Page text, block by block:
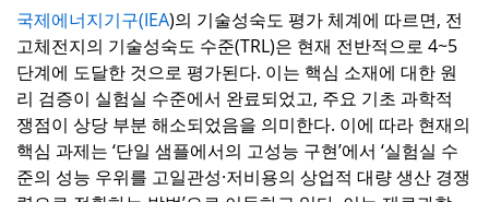
국제에너지기구(IEA)의 기술성숙도 평가 체계에 따르면, 전
고체전지의 기술성숙도 수준(TRL)은 현재 전반적으로 4~5
단계에 도달한 것으로 평가된다. 이는 핵심 소재에 대한 원
리 검증이 실험실 수준에서 완료되었고, 주요 기초 과학적
쟁점이 상당 부분 해소되었음을 의미한다. 이에 따라 현재의
핵심 과제는 ‘단일 샘플에서의 고성능 구현’에서 ‘실험실 수
준의 성능 우위를 고일관성·저비용의 상업적 대량 생산 경쟁